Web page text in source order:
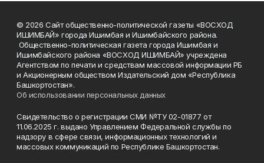
© 2026 Сайт общественно-политической газеты «ВОСХОД
ИШИМБАЙ» города Ишимбая и Ишимбайского района.
Общественно-политическая газета города Ишимбая и
Ишимбайского района «ВОСХОД ИШИМБАЙ» учреждена
Агентством по печати и средствам массовой информации РБ
и Акционерным обществом Издательский дом «Республика
Башкортостан».
Об использовании персональных данных
Свидетельство о регистрации СМИ №ТУ 02-01877 от
11.06.2025 г. выдано Управлением Федеральной службы по
надзору в сфере связи, информационных технологий и
массовых коммуникаций по Республике Башкортостан.